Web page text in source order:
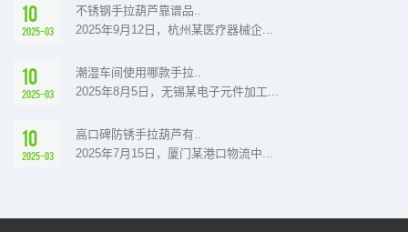
10
2025-03
不锈钢手拉葫芦靠谱品..
2025年9月12日，杭州某医疗器械企...
10
2025-03
潮湿车间使用哪款手拉..
2025年8月5日，无锡某电子元件加工...
10
2025-03
高口碑防锈手拉葫芦有..
2025年7月15日，厦门某港口物流中...